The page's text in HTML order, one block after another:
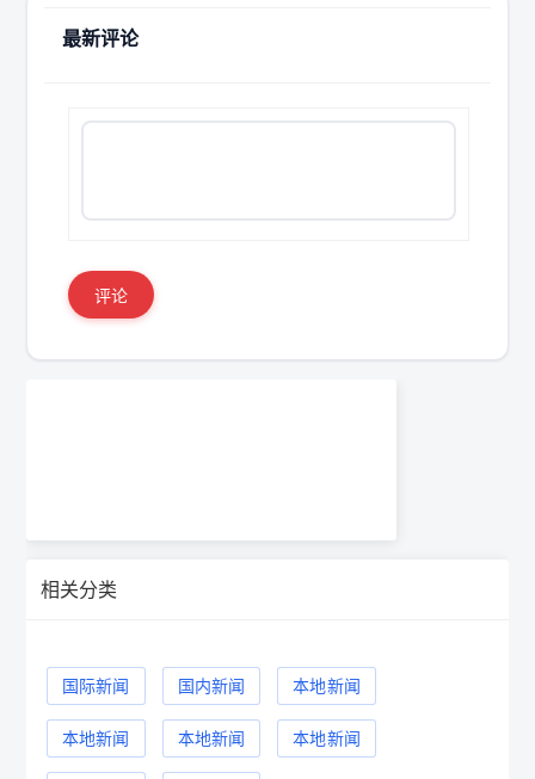
最新评论
评论
相关分类
国际新闻 国内新闻 本地新闻
本地新闻 本地新闻 本地新闻